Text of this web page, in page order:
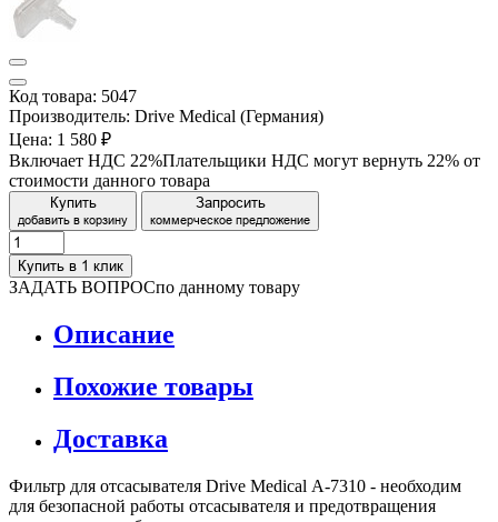
Код товара: 5047
Производитель: Drive Medical (Германия)
Цена: 1 580 ₽
Включает НДС 22%Плательщики НДС могут вернуть 22% от
стоимости данного товара
Купить
добавить в корзину
Запросить
коммерческое предложение
Купить в 1 клик
ЗАДАТЬ ВОПРОСпо данному товару
Описание
Похожие товары
Доставка
Фильтр для отсасывателя Drive Medical А-7310 - необходим
для безопасной работы отсасывателя и предотвращения